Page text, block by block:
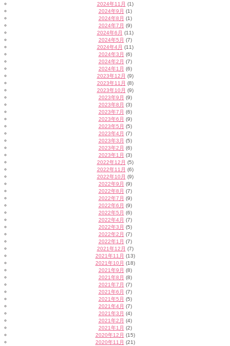
2024年11月 (1)
2024年9月 (1)
2024年8月 (1)
2024年7月 (9)
2024年6月 (11)
2024年5月 (7)
2024年4月 (11)
2024年3月 (6)
2024年2月 (7)
2024年1月 (6)
2023年12月 (9)
2023年11月 (8)
2023年10月 (9)
2023年9月 (9)
2023年8月 (3)
2023年7月 (6)
2023年6月 (9)
2023年5月 (5)
2023年4月 (7)
2023年3月 (5)
2023年2月 (6)
2023年1月 (3)
2022年12月 (5)
2022年11月 (6)
2022年10月 (9)
2022年9月 (9)
2022年8月 (7)
2022年7月 (9)
2022年6月 (9)
2022年5月 (6)
2022年4月 (7)
2022年3月 (5)
2022年2月 (7)
2022年1月 (7)
2021年12月 (7)
2021年11月 (13)
2021年10月 (18)
2021年9月 (8)
2021年8月 (8)
2021年7月 (7)
2021年6月 (7)
2021年5月 (5)
2021年4月 (7)
2021年3月 (4)
2021年2月 (4)
2021年1月 (2)
2020年12月 (15)
2020年11月 (21)